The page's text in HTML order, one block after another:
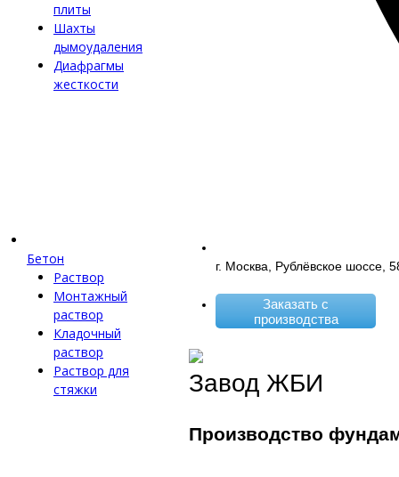
плиты
Шахты
дымоудаления
Диафрагмы
жесткости
Бетон
Раствор
Монтажный
раствор
Кладочный
раствор
Раствор для
стяжки
г. Москва, Рублёвское шоссе,
Заказать с
производства
Завод ЖБИ
Производство